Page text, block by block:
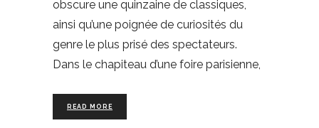
obscure une quinzaine de classiques,
ainsi qu’une poignée de curiosités du
genre le plus prisé des spectateurs.
Dans le chapiteau d’une foire parisienne,
READ MORE